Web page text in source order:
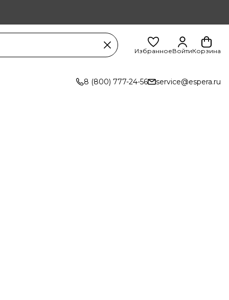
ИзбранноеВойтиКорзина
8 (800) 777-24-56 service@espera.ru